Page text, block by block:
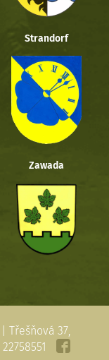
Strandorf
Zawada
| Třešňová 37,
22758551